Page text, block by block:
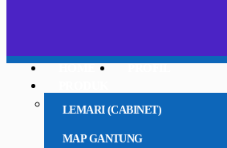
LEMARI (CABINET)
MAP GANTUNG